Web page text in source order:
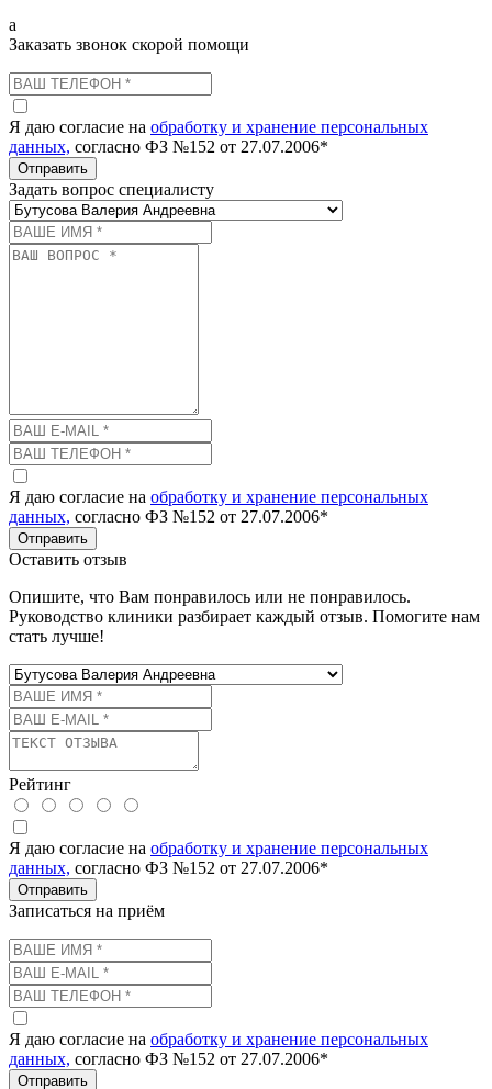
а
Заказать звонок скорой помощи
Я даю согласие на обработку и хранение персональных
данных, согласно ФЗ №152 от 27.07.2006*
Отправить
Задать вопрос специалисту
Я даю согласие на обработку и хранение персональных
данных, согласно ФЗ №152 от 27.07.2006*
Отправить
Оставить отзыв
Опишите, что Вам понравилось или не понравилось.
Руководство клиники разбирает каждый отзыв. Помогите нам
стать лучше!
Рейтинг
Я даю согласие на обработку и хранение персональных
данных, согласно ФЗ №152 от 27.07.2006*
Отправить
Записаться на приём
Я даю согласие на обработку и хранение персональных
данных, согласно ФЗ №152 от 27.07.2006*
Отправить